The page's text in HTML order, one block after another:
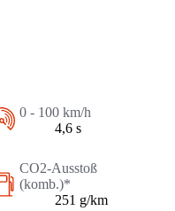
0 - 100 km/h
4,6 s
CO2-Ausstoß
(komb.)*
251 g/km